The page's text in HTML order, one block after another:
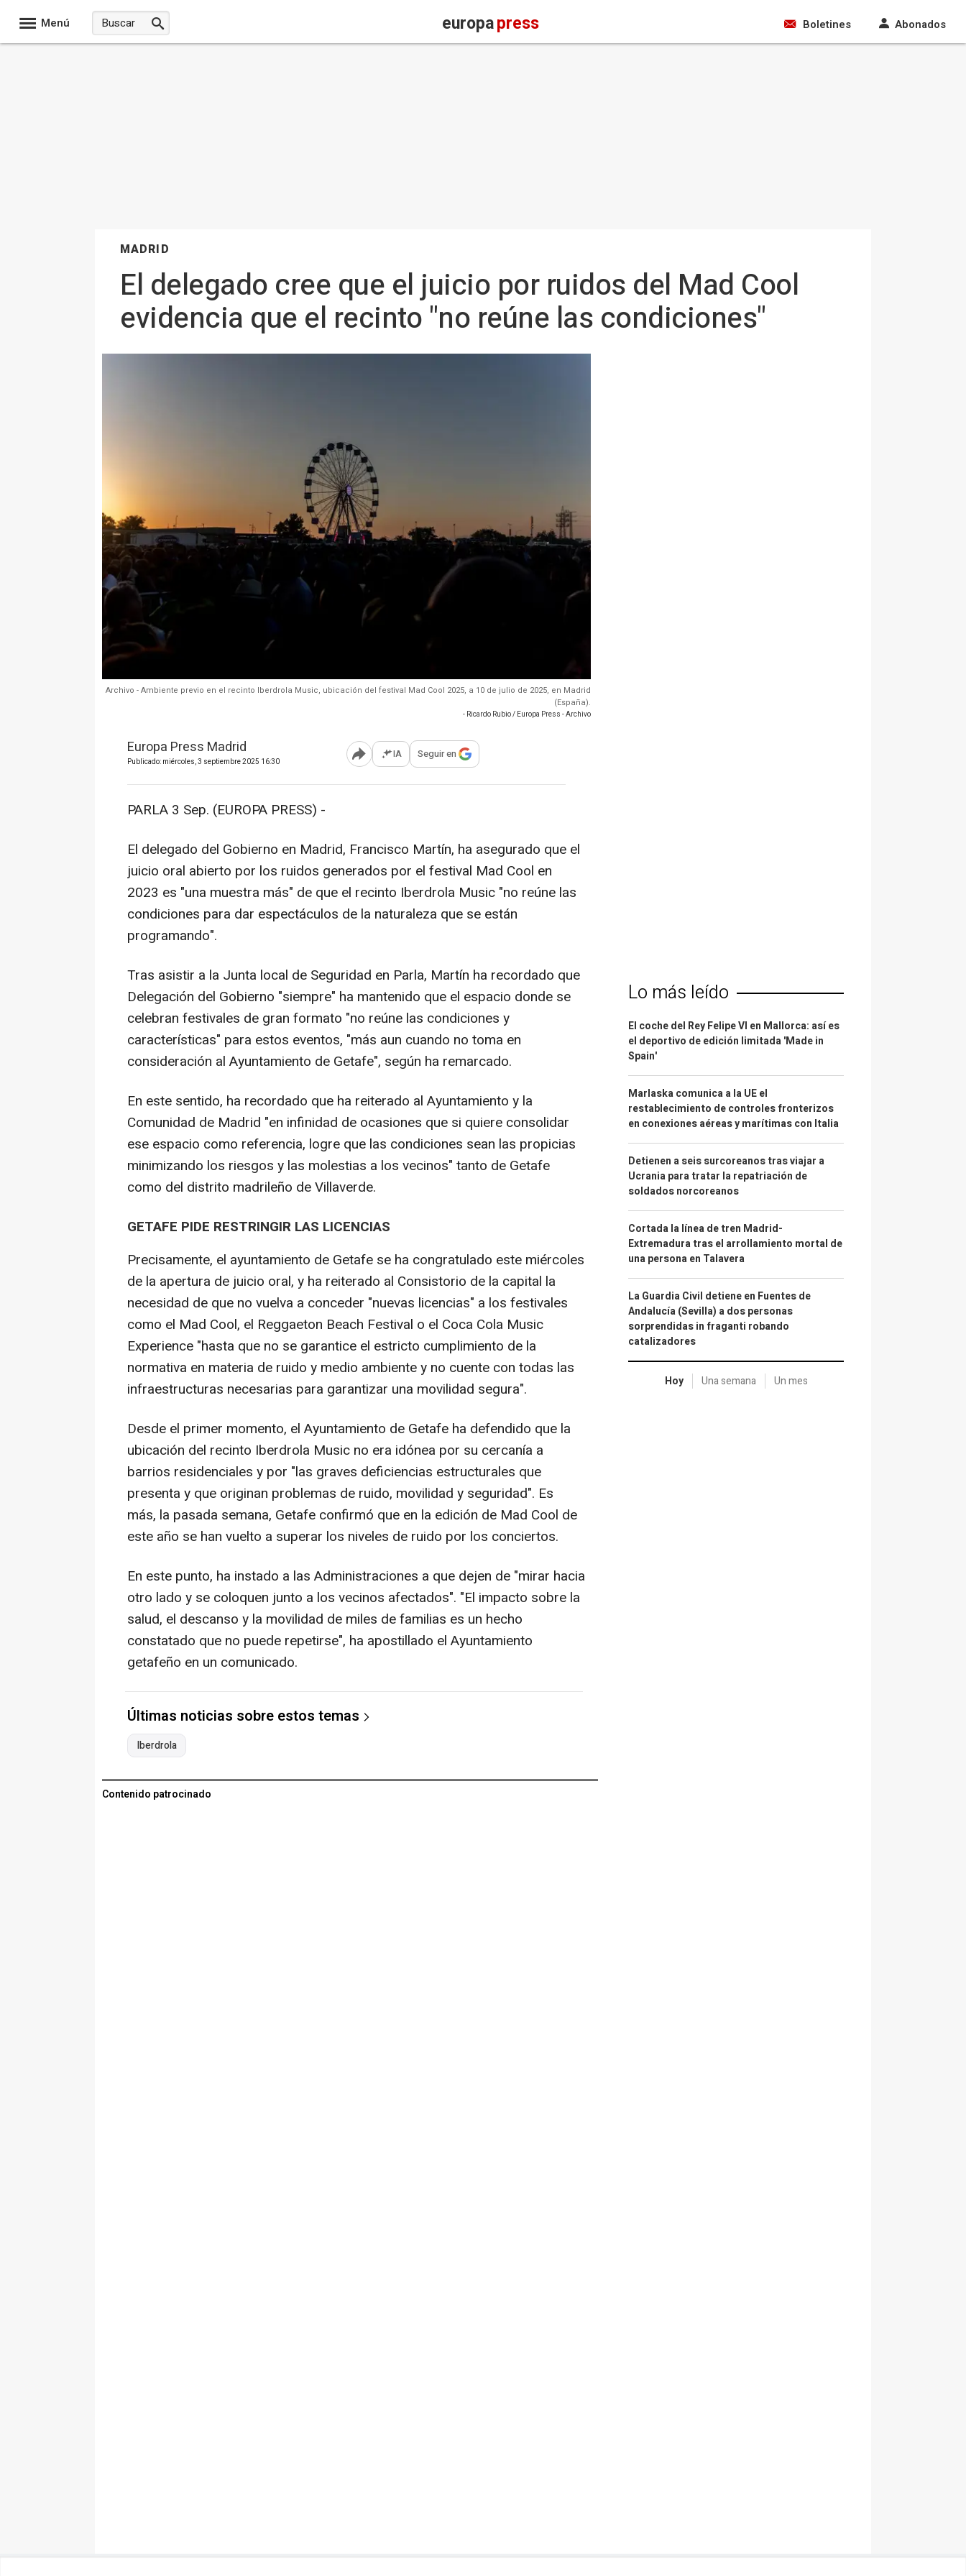
Menú europapress Boletines Abonados
MADRID
El delegado cree que el juicio por ruidos del Mad Cool
evidencia que el recinto "no reúne las condiciones"
Archivo - Ambiente previo en el recinto Iberdrola Music, ubicación del festival Mad Cool 2025, a 10 de julio de 2025, en Madrid
(España).
- Ricardo Rubio / Europa Press - Archivo
Europa Press Madrid
Publicado: miércoles, 3 septiembre 2025 16:30 Abrir opciones para compartir
IA Seguir en
PARLA 3 Sep. (EUROPA PRESS) -
El delegado del Gobierno en Madrid, Francisco Martín, ha asegurado que el
juicio oral abierto por los ruidos generados por el festival Mad Cool en
2023 es "una muestra más" de que el recinto Iberdrola Music "no reúne las
condiciones para dar espectáculos de la naturaleza que se están
programando".
Tras asistir a la Junta local de Seguridad en Parla, Martín ha recordado que
Delegación del Gobierno "siempre" ha mantenido que el espacio donde se
celebran festivales de gran formato "no reúne las condiciones y
características" para estos eventos, "más aun cuando no toma en
consideración al Ayuntamiento de Getafe", según ha remarcado.
En este sentido, ha recordado que ha reiterado al Ayuntamiento y la
Comunidad de Madrid "en infinidad de ocasiones que si quiere consolidar
ese espacio como referencia, logre que las condiciones sean las propicias
minimizando los riesgos y las molestias a los vecinos" tanto de Getafe
como del distrito madrileño de Villaverde.
GETAFE PIDE RESTRINGIR LAS LICENCIAS
Precisamente, el ayuntamiento de Getafe se ha congratulado este miércoles
de la apertura de juicio oral, y ha reiterado al Consistorio de la capital la
necesidad de que no vuelva a conceder "nuevas licencias" a los festivales
como el Mad Cool, el Reggaeton Beach Festival o el Coca Cola Music
Experience "hasta que no se garantice el estricto cumplimiento de la
normativa en materia de ruido y medio ambiente y no cuente con todas las
infraestructuras necesarias para garantizar una movilidad segura".
Desde el primer momento, el Ayuntamiento de Getafe ha defendido que la
ubicación del recinto Iberdrola Music no era idónea por su cercanía a
barrios residenciales y por "las graves deficiencias estructurales que
presenta y que originan problemas de ruido, movilidad y seguridad". Es
más, la pasada semana, Getafe confirmó que en la edición de Mad Cool de
este año se han vuelto a superar los niveles de ruido por los conciertos.
En este punto, ha instado a las Administraciones a que dejen de "mirar hacia
otro lado y se coloquen junto a los vecinos afectados". "El impacto sobre la
salud, el descanso y la movilidad de miles de familias es un hecho
constatado que no puede repetirse", ha apostillado el Ayuntamiento
getafeño en un comunicado.
Últimas noticias sobre estos temas
Iberdrola
Contenido patrocinado
Lo más leído
El coche del Rey Felipe VI en Mallorca: así es
el deportivo de edición limitada 'Made in
Spain'
Marlaska comunica a la UE el
restablecimiento de controles fronterizos
en conexiones aéreas y marítimas con Italia
Detienen a seis surcoreanos tras viajar a
Ucrania para tratar la repatriación de
soldados norcoreanos
Cortada la línea de tren Madrid-
Extremadura tras el arrollamiento mortal de
una persona en Talavera
La Guardia Civil detiene en Fuentes de
Andalucía (Sevilla) a dos personas
sorprendidas in fraganti robando
catalizadores
Hoy Una semana Un mes